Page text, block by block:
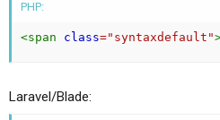
PHP:
<span class=" syntaxdefault "
Laravel/Blade: